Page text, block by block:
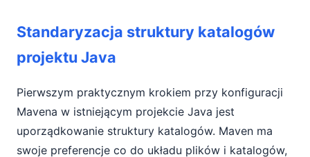
Standaryzacja struktury katalogów
projektu Java
Pierwszym praktycznym krokiem przy konfiguracji
Mavena w istniejącym projekcie Java jest
uporządkowanie struktury katalogów. Maven ma
swoje preferencje co do układu plików i katalogów,